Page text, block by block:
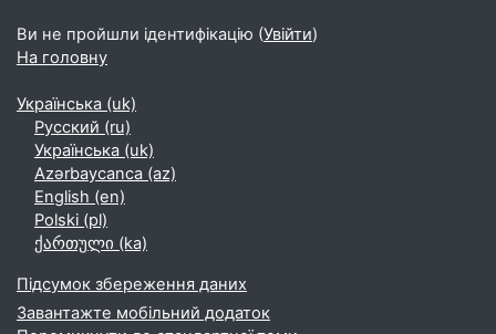
Ви не пройшли ідентифікацію (Увійти)
На головну
Українська ‎(uk)‎
Русский ‎(ru)‎
Українська ‎(uk)‎
Azərbaycanca ‎(az)‎
English ‎(en)‎
Polski ‎(pl)‎
ქართული ‎(ka)‎
Підсумок збереження даних
Завантажте мобільний додаток